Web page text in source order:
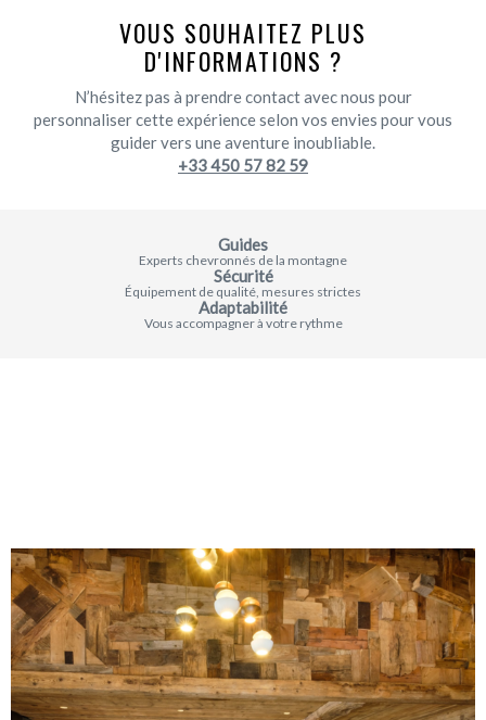
VOUS SOUHAITEZ PLUS
D'INFORMATIONS ?
N’hésitez pas à prendre contact avec nous pour
personnaliser cette expérience selon vos envies pour vous
guider vers une aventure inoubliable.
+33 450 57 82 59
Guides
Experts chevronnés de la montagne
Sécurité
Équipement de qualité, mesures strictes
Adaptabilité
Vous accompagner à votre rythme